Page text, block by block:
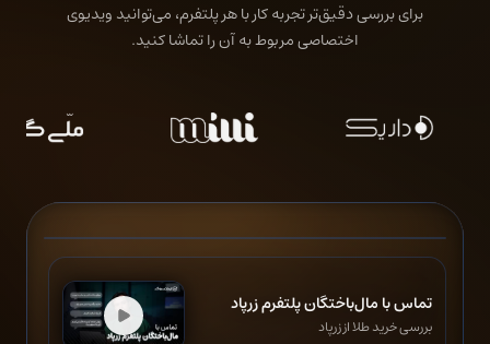
برای بررسی دقیق‌تر تجربه کار با هر پلتفرم، می‌توانید ویدیوی
اختصاصی مربوط به آن را تماشا کنید.
تماس با مال‌باختگان پلتفرم زرپاد
بررسی خرید طلا از زرپاد